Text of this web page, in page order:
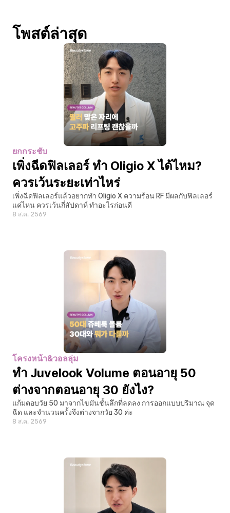
โพสต์ล่าสุด
ยกกระชับ
เพิ่งฉีดฟิลเลอร์ ทำ Oligio X ได้ไหม?
ควรเว้นระยะเท่าไหร่
เพิ่งฉีดฟิลเลอร์แล้วอยากทำ Oligio X ความร้อน RF มีผลกับฟิลเลอร์
แค่ไหน ควรเว้นกี่สัปดาห์ ทำอะไรก่อนดี
8 ส.ค. 2569
โครงหน้า&วอลลุ่ม
ทำ Juvelook Volume ตอนอายุ 50
ต่างจากตอนอายุ 30 ยังไง?
แก้มตอบวัย 50 มาจากไขมันชั้นลึกที่ลดลง การออกแบบปริมาณ จุด
ฉีด และจำนวนครั้งจึงต่างจากวัย 30 ค่ะ
8 ส.ค. 2569